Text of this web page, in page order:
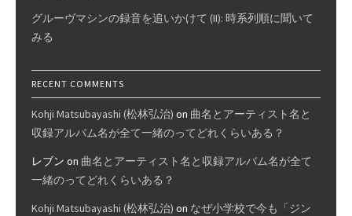
グルーヴマシンの録音を追いかけて (II): 時系列順に聞いて
みる
RECENT COMMENTS
Kohji Matsubayashi (松林弘治) on 曲名とアーティスト名と
収録アルバム名が全て一緒のってどれくらいある？
レブン on 曲名とアーティスト名と収録アルバム名が全て
一緒のってどれくらいある？
Kohji Matsubayashi (松林弘治) on なぜ小学校で今も「ジン